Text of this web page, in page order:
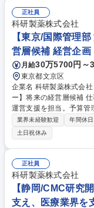
正社員
科研製薬株式会社
【東京/国際管理
営層候補 経営企画
月給30万5700円～
東京都文京区
企業名 科研製薬株式会社 求人名 【東京/国際管理部 海外拠点管理マネジ
ー】将来の経営層候補 仕事の内容 海外子会社の財務・会計管理、および
運営支援を担当。予算管
年3から4回の海外出張
もございます。 (1)海外子会社の財務会計業務の支援・管理 (2)本社経理部
と連携した調整・取り
ケーション (4)予算管理
件、業務監査体制の計画
Associate Directorとし
支えるやりがいの大きなポジションです。
外拠点管理マネジャー
業界未経験歓迎 年間休
土日祝休み
正社員
科研製薬株式会社
【静岡/CMC研究
支え、医療業界を